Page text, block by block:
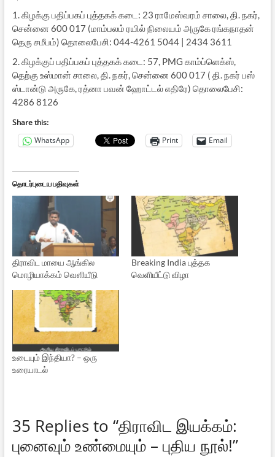
1. கிழக்கு பதிப்பகப் புத்தகக் கடை: 23 ராமேஸ்வரம் சாலை, தி. நகர்,
சென்னை 600 017 (மாம்பலம் ரயில் நிலையம் அருகே ரங்கநாதன்
தெரு சமீபம்) தொலைபேசி: 044-4261 5044 | 2434 3611
2. கிழக்குப் பதிப்பகப் புத்தகக் கடை: 57, PMG காம்ப்ளெக்ஸ்,
தெற்கு உஸ்மான் சாலை, தி. நகர், சென்னை 600 017 ( தி. நகர் பஸ்
ஸ்டான்டு அருகே, ரத்னா பவன் ஹோட்டல் எதிரே) தொலைபேசி:
4286 8126
Share this:
WhatsApp
Print Email
தொடர்புடைய பதிவுகள்
திராவிட மாயை ஆங்கில
மொழியாக்கம் வெளியீடு
Breaking India புத்தக
வெளியீட்டு விழா
உடையும் இந்தியா? – ஒரு
உரையாடல்
35 Replies to “திராவிட இயக்கம்:
புனைவும் உண்மையும் – புதிய நூல்!”